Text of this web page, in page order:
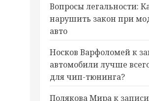
Вопросы легальности:
нарушить закон при
авто
Носков Варфоломейк
автомобили лучше
для чип-тюнинга?
Полякова Мирак